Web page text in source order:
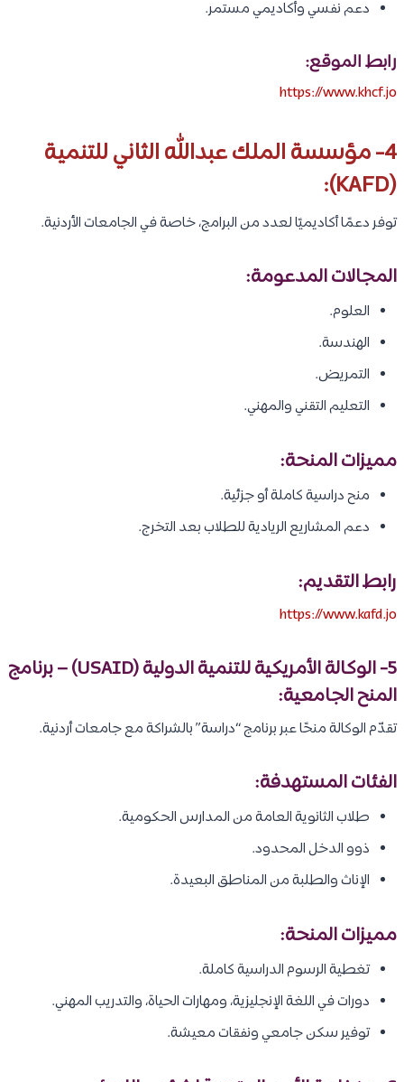
دعم نفسي وأكاديمي مستمر.
رابط الموقع:
https://www.khcf.jo
4- مؤسسة الملك عبدالله الثاني للتنمية
(KAFD):
توفر دعمًا أكاديميًا لعدد من البرامج، خاصة في الجامعات الأردنية.
المجالات المدعومة:
العلوم.
الهندسة.
التمريض.
التعليم التقني والمهني.
مميزات المنحة:
منح دراسية كاملة أو جزئية.
دعم المشاريع الريادية للطلاب بعد التخرج.
رابط التقديم:
https://www.kafd.jo
5- الوكالة الأمريكية للتنمية الدولية (USAID) – برنامج
المنح الجامعية:
تقدّم الوكالة منحًا عبر برنامج “دراسة” بالشراكة مع جامعات أردنية.
الفئات المستهدفة:
طلاب الثانوية العامة من المدارس الحكومية.
ذوو الدخل المحدود.
الإناث والطلبة من المناطق البعيدة.
مميزات المنحة:
تغطية الرسوم الدراسية كاملة.
دورات في اللغة الإنجليزية، ومهارات الحياة، والتدريب المهني.
توفير سكن جامعي ونفقات معيشة.